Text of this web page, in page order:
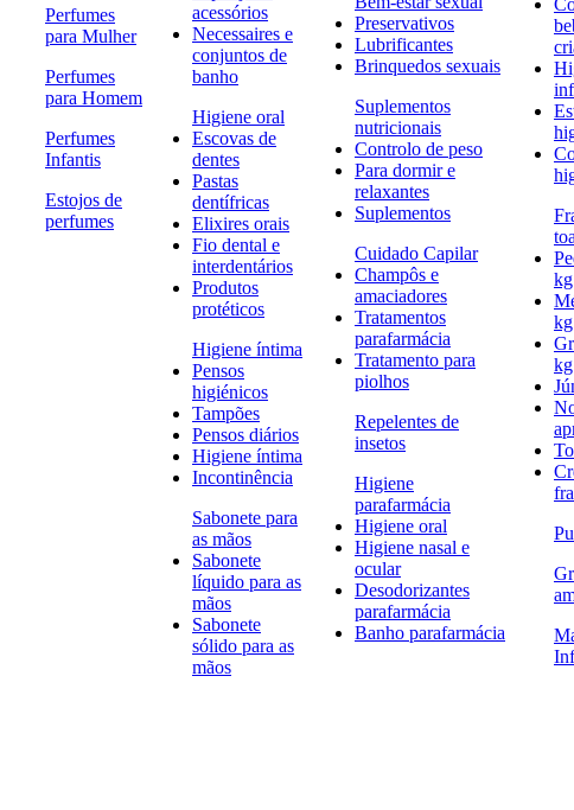
Perfumes
para Mulher
Perfumes
para Homem
Perfumes
Infantis
Estojos de
perfumes
acessórios
Necessaires e
conjuntos de
banho
Higiene oral
Escovas de
dentes
Pastas
dentífricas
Elixires orais
Fio dental e
interdentários
Produtos
protéticos
Higiene íntima
Pensos
higiénicos
Tampões
Pensos diários
Higiene íntima
Incontinência
Sabonete para
as mãos
Sabonete
líquido para as
mãos
Sabonete
sólido para as
mãos
Preservativos
Lubrificantes
Brinquedos sexuais
Suplementos
nutricionais
Controlo de peso
Para dormir e
relaxantes
Suplementos
Cuidado Capilar
Champôs e
amaciadores
Tratamentos
parafarmácia
Tratamento para
piolhos
Repelentes de
insetos
Higiene
parafarmácia
Higiene oral
Higiene nasal e
ocular
Desodorizantes
parafarmácia
Banho parafarmácia
kg
kg
kg